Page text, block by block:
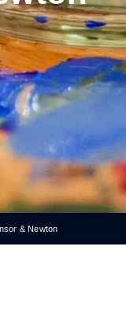
& Newton